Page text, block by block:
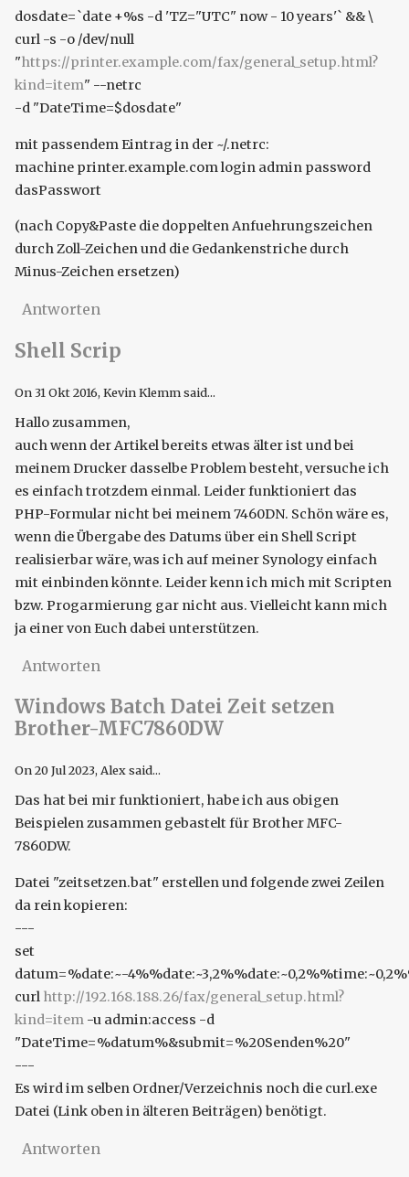
dosdate=`date +%s -d 'TZ="UTC" now - 10 years'` && \
curl -s -o /dev/null
"https://printer.example.com/fax/general_setup.html?
kind=item" --netrc
-d "DateTime=$dosdate"
mit passendem Eintrag in der ~/.netrc:
machine printer.example.com login admin password
dasPasswort
(nach Copy&Paste die doppelten Anfuehrungszeichen
durch Zoll-Zeichen und die Gedankenstriche durch
Minus-Zeichen ersetzen)
Antworten
Shell Scrip
On 31 Okt 2016, Kevin Klemm said...
Hallo zusammen,
auch wenn der Artikel bereits etwas älter ist und bei
meinem Drucker dasselbe Problem besteht, versuche ich
es einfach trotzdem einmal. Leider funktioniert das
PHP-Formular nicht bei meinem 7460DN. Schön wäre es,
wenn die Übergabe des Datums über ein Shell Script
realisierbar wäre, was ich auf meiner Synology einfach
mit einbinden könnte. Leider kenn ich mich mit Scripten
bzw. Progarmierung gar nicht aus. Vielleicht kann mich
ja einer von Euch dabei unterstützen.
Antworten
Windows Batch Datei Zeit setzen
Brother-MFC7860DW
On20 Jul 2023, Alex said...
Das hat bei mir funktioniert, habe ich aus obigen
Beispielen zusammen gebastelt für Brother MFC-
7860DW.
Datei "zeitsetzen.bat" erstellen und folgende zwei Zeilen
da rein kopieren:
---
set
datum=%date:~-
curl http://192.168.188.26/fax/general_setup.html?
kind=item -u admin:access -d
"DateTime=%datum%&submit=%20Senden%20"
---
Es wird im selben Ordner/Verzeichnis noch die curl.exe
Datei (Link oben in älteren Beiträgen) benötigt.
Antworten